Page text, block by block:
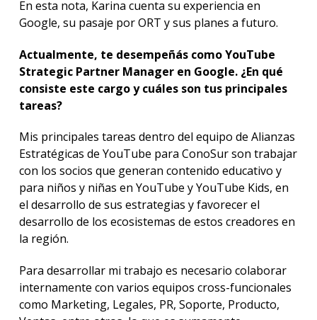
En esta nota, Karina cuenta su experiencia en
Google, su pasaje por ORT y sus planes a futuro.
Actualmente, te desempeñás como YouTube
Strategic Partner Manager en Google. ¿En qué
consiste este cargo y cuáles son tus principales
tareas?
Mis principales tareas dentro del equipo de Alianzas
Estratégicas de YouTube para ConoSur son trabajar
con los socios que generan contenido educativo y
para niños y niñas en YouTube y YouTube Kids, en
el desarrollo de sus estrategias y favorecer el
desarrollo de los ecosistemas de estos creadores en
la región.
Para desarrollar mi trabajo es necesario colaborar
internamente con varios equipos cross-funcionales
como Marketing, Legales, PR, Soporte, Producto,